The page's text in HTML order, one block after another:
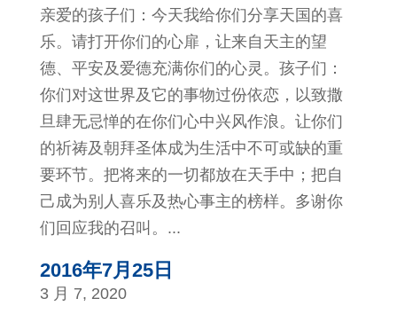
亲爱的孩子们：今天我给你们分享天国的喜
乐。请打开你们的心扉，让来自天主的望
德、平安及爱德充满你们的心灵。孩子们：
你们对这世界及它的事物过份依恋，以致撒
旦肆无忌惮的在你们心中兴风作浪。让你们
的祈祷及朝拜圣体成为生活中不可或缺的重
要环节。把将来的一切都放在天手中；把自
己成为别人喜乐及热心事主的榜样。多谢你
们回应我的召叫。...
2016年7月25日
3 月 7, 2020